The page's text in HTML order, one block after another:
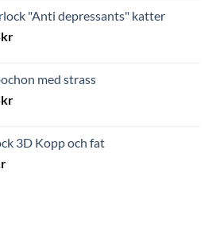
"Anti depressants" katter
kr
med strass
kr
3D Kopp och fat